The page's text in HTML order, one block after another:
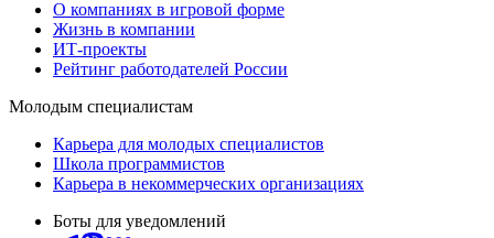
О компаниях в игровой форме
Жизнь в компании
ИТ-проекты
Рейтинг работодателей России
Молодым специалистам
Карьера для молодых специалистов
Школа программистов
Карьера в некоммерческих организациях
Боты для уведомлений